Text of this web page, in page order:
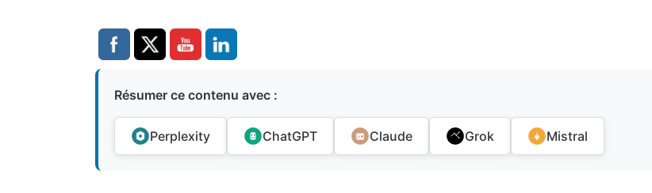
Résumer ce contenu avec :
Perplexity ChatGPT Claude Grok Mistral